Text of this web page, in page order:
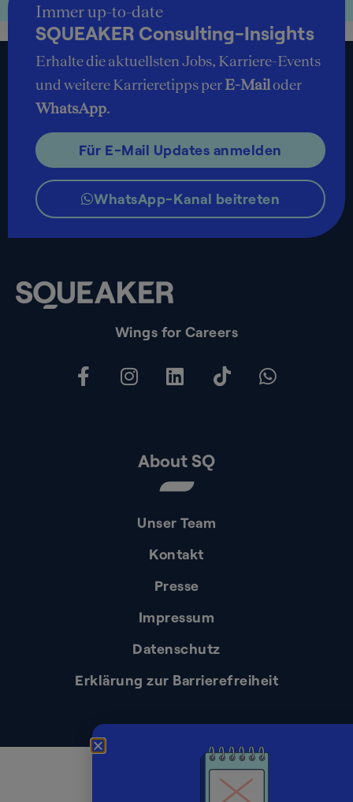
Wings for Careers
About SQ
Unser Team
Kontakt
Presse
Impressum
Datenschutz
Erklärung zur Barrierefreiheit
Immer up-to-date
SQUEAKER Consulting-Insights
Erhalte die aktuellsten Jobs, Karriere-Events
und weitere Karrieretipps perE-Mailoder
WhatsApp.
Für E-Mail Updates anmelden
WhatsApp-Kanal beitreten